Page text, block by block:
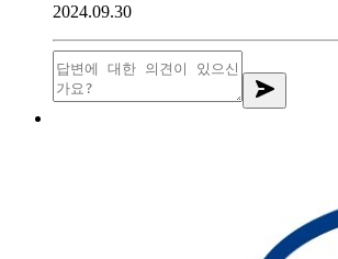
2024.09.30